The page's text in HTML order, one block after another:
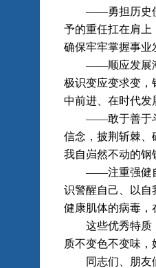
——勇担历史使命
予的重任扛在肩上
确保牢牢掌握事业
——顺应发展潮流
极识变应变求变，
中前进、在时代发
——敢于善于斗争
信念，披荆斩棘、
我自岿然不动的钢
——注重强健自身
识警醒自己、以自
健康肌体的病毒，
这些优秀特质，
质不变色不变味，
同志们、朋友